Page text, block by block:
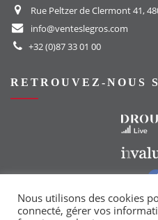
Rue Peltzer de Clermont 41,
info@venteslegros.com
+32 (0)87 33 01 00
RETROUVEZ-NOUS
Vers notre groupe Facebook
Nous utilisons des cookies
connecté, gérer vos